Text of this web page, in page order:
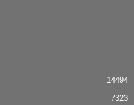
14494
7323